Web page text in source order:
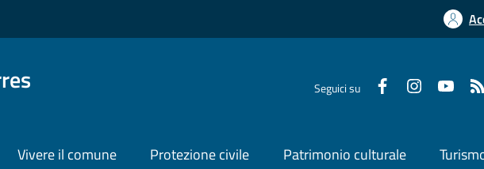
Seguici su
Vivere il comune Protezione civile Patrimonio culturale